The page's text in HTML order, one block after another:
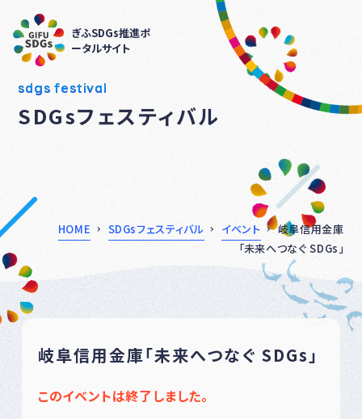
ぎふSDGs推進ポ
ータルサイト
sdgs festival
SDGsフェスティバル
HOME SDGsフェスティバル イベント
岐阜信用金庫
「未来へつなぐ SDGs」
岐阜信用金庫「未来へつなぐ SDGs」
このイベントは終了しました。